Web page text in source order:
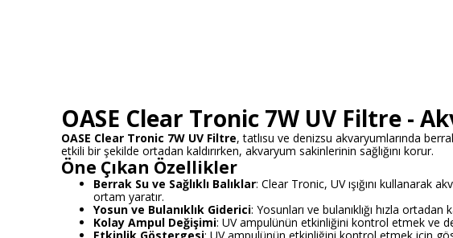
OASE Clear Tronic 7W UV Filtre -
OASE Clear Tronic 7W UV Filtre, tatlısu ve denizsu akvaryumlarında
etkili bir şekilde ortadan kaldırırken, akvaryum sakinlerinin sağlığını korur.
Öne Çıkan Özellikler
Berrak Su ve Sağlıklı Balıklar: Clear Tronic, UV ışığını kullanarak
ortam yaratır.
Yosun ve Bulanıklık Giderici: Yosunları ve bulanıklığı hızla
Kolay Ampul Değişimi: UV ampulünün etkinliğini kontrol etmek ve